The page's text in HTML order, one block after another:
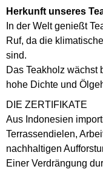
Herkunft unseres
In der Welt genießt
Ruf, da die
sind.
Das Teakholz wächst
hohe Dichte und
DIE ZERTIFIKATE
Aus Indonesien
Terrassendielen,
nachhaltigen
Einer Verdrängung